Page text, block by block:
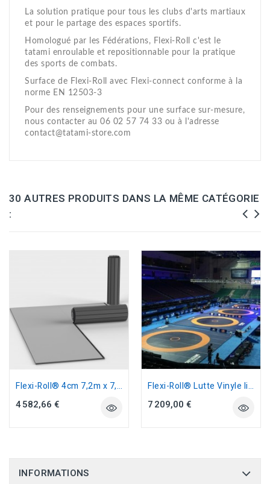
La solution pratique pour tous les clubs d'arts martiaux
et pour le partage des espaces sportifs.
Homologué par les Fédérations, Flexi-Roll c'est le
tatami enroulable et repositionnable pour la pratique
des sports de combats.
Surface de Flexi-Roll avec Flexi-connect conforme à la
norme EN 12503-3
Pour des renseignements pour une surface sur-mesure,
nous contacter au 06 02 57 74 33 ou à l'adresse
contact@tatami-store.com
30 AUTRES PRODUITS DANS LA MÊME CATÉGORIE
:
Flexi-Roll® 4cm 7,2m x 7,2m lisse...
4 582,66 €
Flexi-Roll® Lutte Vinyle lisse...
7 209,00 €
INFORMATIONS